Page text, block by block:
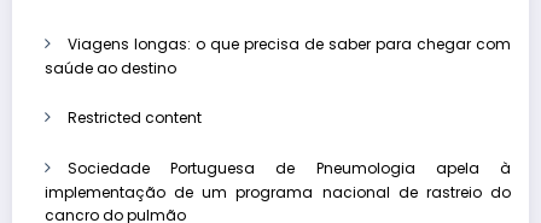
Viagens longas: o que precisa de saber para chegar com
saúde ao destino
Restricted content
Sociedade Portuguesa de Pneumologia apela à
implementação de um programa nacional de rastreio do
cancro do pulmão